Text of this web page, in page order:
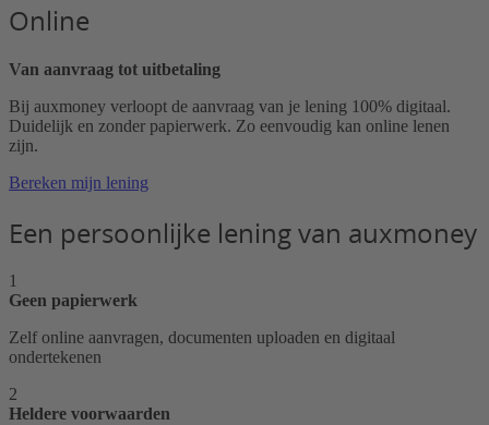
Online
Van aanvraag tot uitbetaling
Bij auxmoney verloopt de aanvraag van je lening 100% digitaal.
Duidelijk en zonder papierwerk. Zo eenvoudig kan online lenen
zijn.
Bereken mijn lening
Een persoonlijke lening van auxmoney
1
Geen papierwerk
Zelf online aanvragen, documenten uploaden en digitaal
ondertekenen
2
Heldere voorwaarden